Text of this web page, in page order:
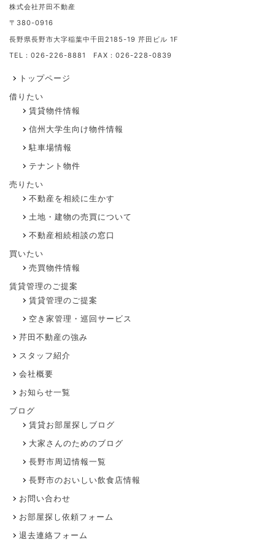
株式会社芹田不動産
〒380-0916
長野県長野市大字稲葉中千田2185-19 芹田ビル 1F
TEL：026-226-8881 FAX：026-228-0839
トップページ
借りたい
賃貸物件情報
信州大学生向け物件情報
駐車場情報
テナント物件
売りたい
不動産を相続に生かす
土地・建物の売買について
不動産相続相談の窓口
買いたい
売買物件情報
賃貸管理のご提案
賃貸管理のご提案
空き家管理・巡回サービス
芹田不動産の強み
スタッフ紹介
会社概要
お知らせ一覧
ブログ
賃貸お部屋探しブログ
大家さんのためのブログ
長野市周辺情報一覧
長野市のおいしい飲食店情報
お問い合わせ
お部屋探し依頼フォーム
退去連絡フォーム